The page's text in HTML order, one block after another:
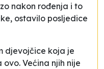
nakon rođenja i to
ostavilo posljedice
djevojčice koja je
Većina njih nije